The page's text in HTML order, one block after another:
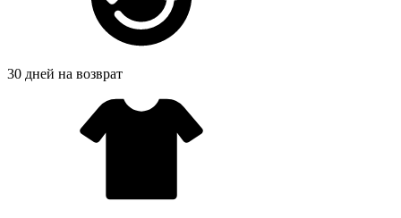
30 дней на возврат